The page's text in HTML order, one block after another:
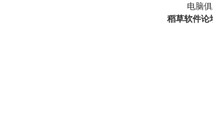
电脑
稻草软件论